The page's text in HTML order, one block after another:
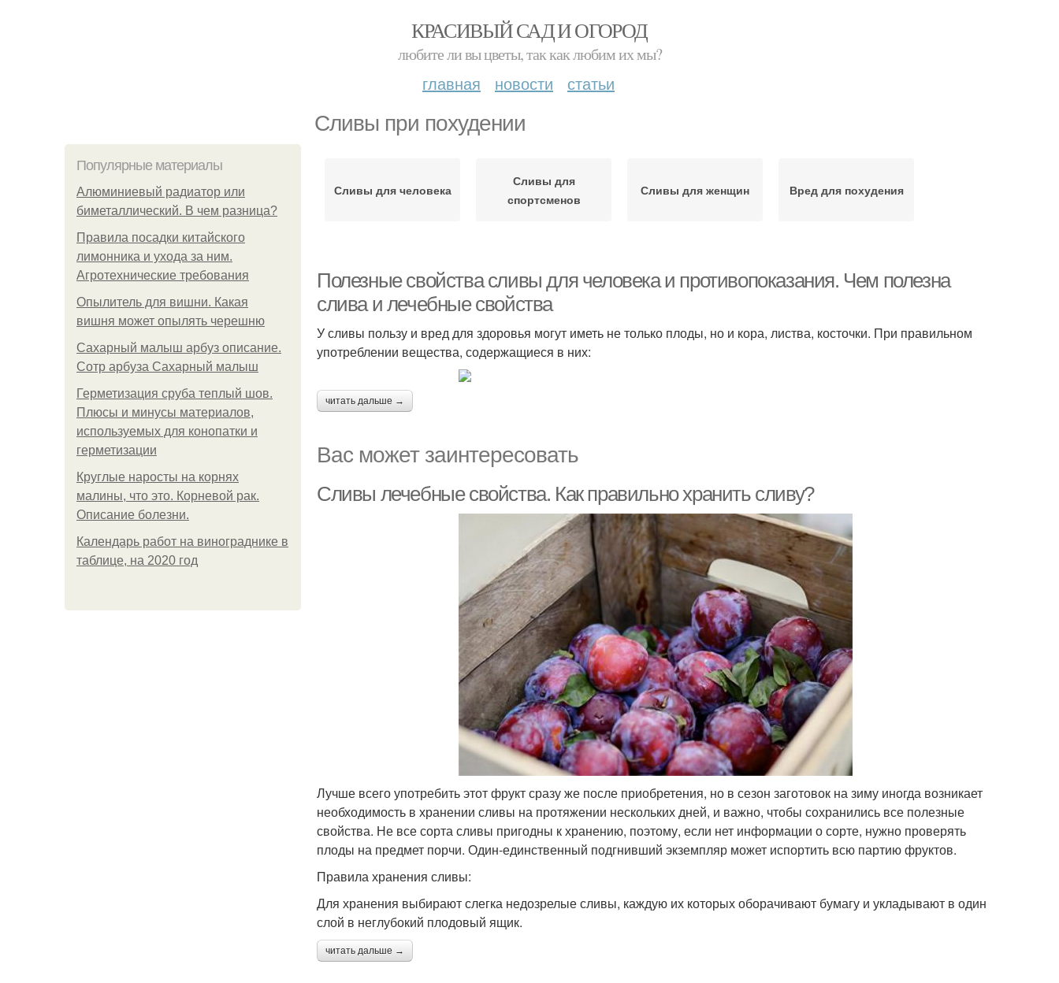
КРАСИВЫЙ САД И ОГОРОД
любите ли вы цветы, так как любим их мы?
главная новости статьи
Сливы при похудении
Популярные материалы
Алюминиевый радиатор или
биметаллический. В чем разница?
Правила посадки китайского
лимонника и ухода за ним.
Агротехнические требования
Опылитель для вишни. Какая
вишня может опылять черешню
Сахарный малыш арбуз описание.
Сотр арбуза Сахарный малыш
Герметизация сруба теплый шов.
Плюсы и минусы материалов,
используемых для конопатки и
герметизации
Круглые наросты на корнях
малины, что это. Корневой рак.
Описание болезни.
Календарь работ на винограднике в
таблице, на 2020 год
Сливы для человека
Сливы для
спортсменов
Сливы для женщин Вред для похудения
Полезные свойства сливы для человека и противопоказания. Чем полезна
слива и лечебные свойства
У сливы пользу и вред для здоровья могут иметь не только плоды, но и кора, листва, косточки. При правильном
употреблении вещества, содержащиеся в них:
читать дальше →
Вас может заинтересовать
Сливы лечебные свойства. Как правильно хранить сливу?
Лучше всего употребить этот фрукт сразу же после приобретения, но в сезон заготовок на зиму иногда возникает
необходимость в хранении сливы на протяжении нескольких дней, и важно, чтобы сохранились все полезные
свойства. Не все сорта сливы пригодны к хранению, поэтому, если нет информации о сорте, нужно проверять
плоды на предмет порчи. Один-единственный подгнивший экземпляр может испортить всю партию фруктов.
Правила хранения сливы:
Для хранения выбирают слегка недозрелые сливы, каждую их которых оборачивают бумагу и укладывают в один
слой в неглубокий плодовый ящик.
читать дальше →